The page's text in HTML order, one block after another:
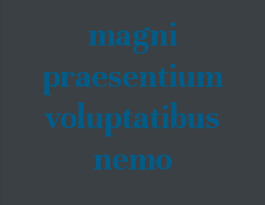
magni
praesentium
voluptatibus
nemo